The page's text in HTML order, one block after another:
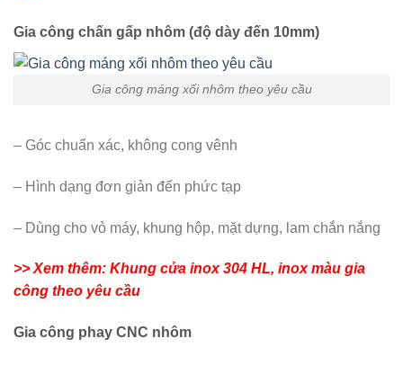
Gia công chấn gấp nhôm (độ dày đến 10mm)
Gia công máng xối nhôm theo yêu cầu
– Góc chuẩn xác, không cong vênh
– Hình dạng đơn giản đến phức tạp
– Dùng cho vỏ máy, khung hộp, mặt dựng, lam chắn nắng
>> Xem thêm: Khung cửa inox 304 HL, inox màu gia
công theo yêu cầu
Gia công phay CNC nhôm